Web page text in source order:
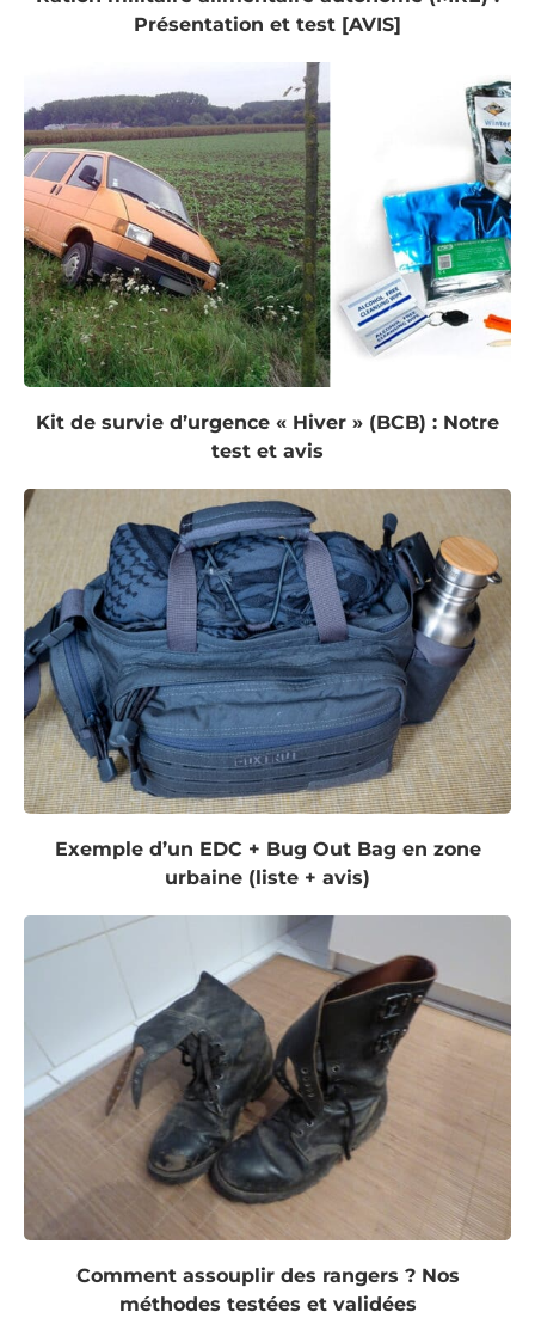
Présentation et test [AVIS]
Kit de survie d’urgence « Hiver » (BCB) : Notre
test et avis
Exemple d’un EDC + Bug Out Bag en zone
urbaine (liste + avis)
Comment assouplir des rangers ? Nos
méthodes testées et validées